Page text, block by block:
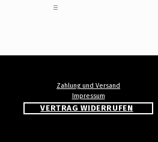
Zahlung und Versand
Impressum
VERTRAG WIDERRUFEN